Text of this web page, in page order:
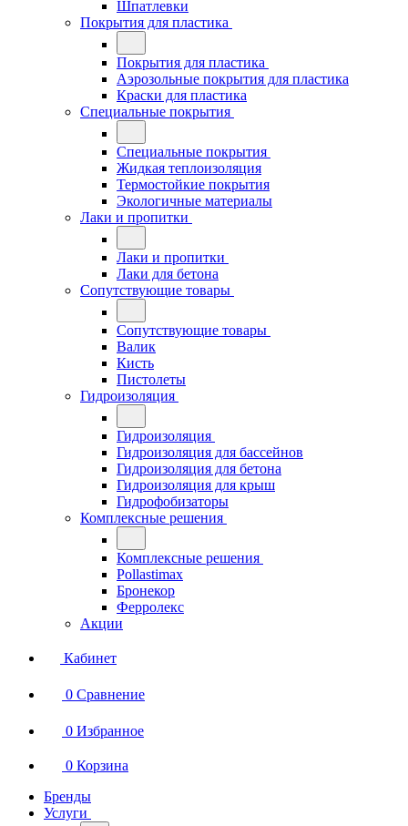
Шпатлевки
Покрытия для пластика
Покрытия для пластика
Аэрозольные покрытия для пластика
Краски для пластика
Специальные покрытия
Специальные покрытия
Жидкая теплоизоляция
Термостойкие покрытия
Экологичные материалы
Лаки и пропитки
Лаки и пропитки
Лаки для бетона
Сопутствующие товары
Сопутствующие товары
Валик
Кисть
Пистолеты
Гидроизоляция
Гидроизоляция
Гидроизоляция для бассейнов
Гидроизоляция для бетона
Гидроизоляция для крыш
Гидрофобизаторы
Комплексные решения
Комплексные решения
Pollastimax
Бронекор
Ферролекс
Акции
Кабинет
0 Сравнение
0 Избранное
0 Корзина
Бренды
Услуги